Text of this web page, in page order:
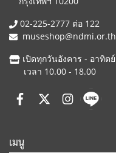
02-225-2777 ต่อ 122
museshop@ndmi.or.th
เปิดทุกวันอังคาร - อาทิตย์
เวลา 10.00 - 18.00
เมนู